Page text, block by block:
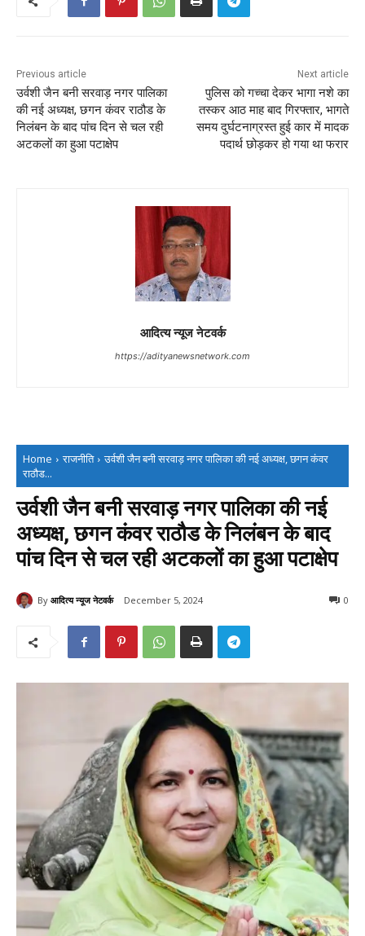
Previous article
उर्वशी जैन बनी सरवाड़ नगर पालिका
की नई अध्यक्ष, छगन कंवर राठौड के
निलंबन के बाद पांच दिन से चल रही
अटकलों का हुआ पटाक्षेप
Next article
पुलिस को गच्चा देकर भागा नशे का
तस्कर आठ माह बाद गिरफ्तार, भागते
समय दुर्घटनाग्रस्त हुई कार में मादक
पदार्थ छोड़कर हो गया था फरार
आदित्य न्यूज नेटवर्क
https://adityanewsnetwork.com